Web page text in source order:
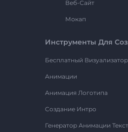
Веб-Сайт
Мокап
Инструменты Для
Бесплатный
Анимации
Анимация Логотипа
Создание Интро
Генератор Анимации